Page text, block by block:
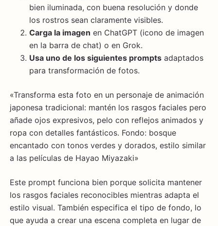
bien iluminada, con buena resolución y donde
los rostros sean claramente visibles.
Carga la imagen en ChatGPT (icono de imagen
en la barra de chat) o en Grok.
Usa uno de los siguientes prompts adaptados
para transformación de fotos.
«Transforma esta foto en un personaje de animación
japonesa tradicional: mantén los rasgos faciales pero
añade ojos expresivos, pelo con reflejos animados y
ropa con detalles fantásticos. Fondo: bosque
encantado con tonos verdes y dorados, estilo similar
a las películas de Hayao Miyazaki»
Este prompt funciona bien porque solicita mantener
los rasgos faciales reconocibles mientras adapta el
estilo visual. También especifica el tipo de fondo, lo
que ayuda a crear una escena completa en lugar de